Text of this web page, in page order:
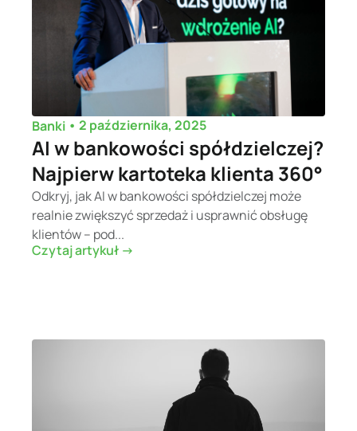
Banki • 2 października, 2025
AI w bankowości spółdzielczej?
Najpierw kartoteka klienta 360°
Odkryj, jak AI w bankowości spółdzielczej może
realnie zwiększyć sprzedaż i usprawnić obsługę
klientów – pod...
Czytaj artykuł ->